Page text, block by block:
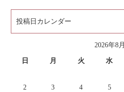
投稿日カレンダー
2026年8月
日 月 火 水
2
3 4 5